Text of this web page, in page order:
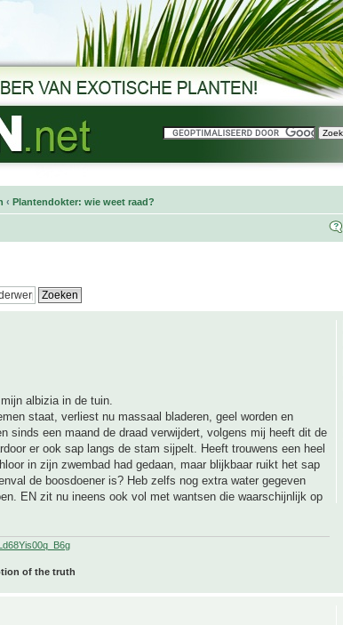
‹ Plantendokter: wie weet raad?
albizia in de tuin.
staat, verliest nu massaal bladeren, geel worden en
sinds een maand de draad verwijdert, volgens mij heeft dit de
er ook sap langs de stam sijpelt. Heeft trouwens een heel
in zijn zwembad had gedaan, maar blijkbaar ruikt het sap
de boosdoener is? Heb zelfs nog extra water gegeven
EN zit nu ineens ook vol met wantsen die waarschijnlijk op
of the truth